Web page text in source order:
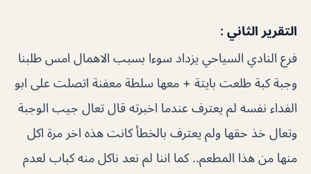
التقرير الثاني :
فرع النادي السياحي يزداد سوءا بسبب الاهمال امس طلبنا
وجبة كبة طلعت بايتة + معها سلطة معفنة اتصلت على ابو
الفداء نفسه لم يعترف عندما اخبرته قال تعال جيب الوجبة
وتعال خذ حقها ولم يعترف بالخطأ كانت هذه اخر مرة اكل
منها من هذا المطعم.. كما اننا لم نعد ناكل منه كباب لعدم